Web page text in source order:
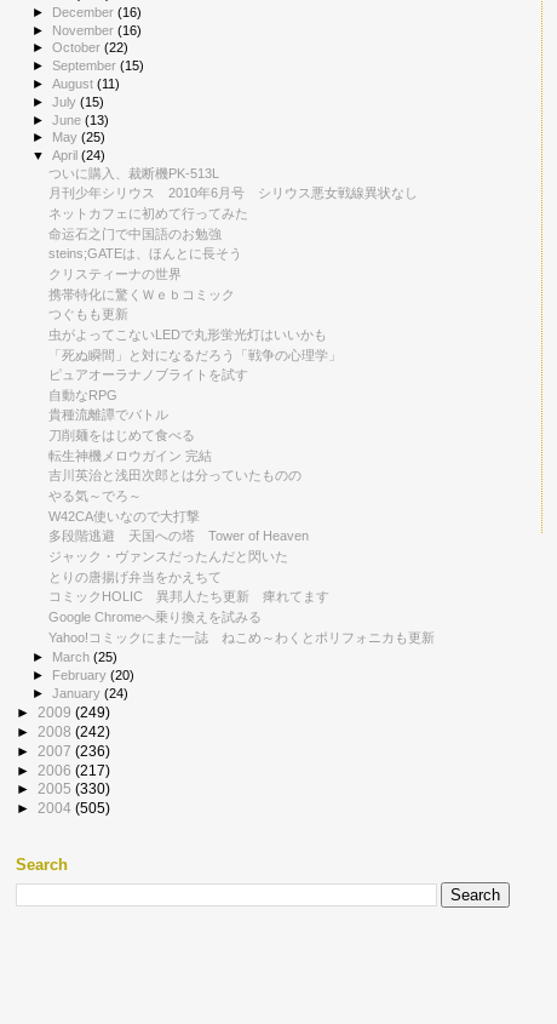
► December(16)
► November(16)
►October(22)
►September(15)
►August(11)
►July(15)
►June(13)
►
May(25)
▼April(24)
ついに購入、裁断機PK-513L
月刊少年シリウス 2010年6月号 シリウス悪女戦線異状なし
ネットカフェに初めて行ってみた
命运石之门で中国語のお勉強
steins;GATEは、ほんとに長そう
クリスティーナの世界
携帯特化に驚くＷｅｂコミック
つぐもも更新
虫がよってこないLEDで丸形蛍光灯はいいかも
「死ぬ瞬間」と対になるだろう「戦争の心理学」
ピュアオーラナノブライトを試す
自動なRPG
貴種流離譚でバトル
刀削麺をはじめて食べる
転生神機メロウガイン 完結
吉川英治と浅田次郎とは分っていたものの
やる気～でろ～
W42CA使いなので大打撃
多段階逃避 天国への塔 Tower of Heaven
ジャック・ヴァンスだったんだと閃いた
とりの唐揚げ弁当をかえちて
コミックHOLIC 異邦人たち更新 痺れてます
Google Chromeへ乗り換えを試みる
Yahoo!コミックにまた一誌 ねこめ～わくとポリフォニカも更新
►
March(25)
► February(20)
►January(24)
► 2009 (249)
► 2008 (242)
► 2007 (236)
► 2006 (217)
► 2005 (330)
► 2004 (505)
Search